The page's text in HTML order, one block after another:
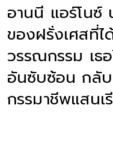
อานนี แอร์โน
ของฝรั่งเศสที่ไ
วรรณกรรม เธ
อันซับซ้อน กลับ
กรรมาชีพแสน